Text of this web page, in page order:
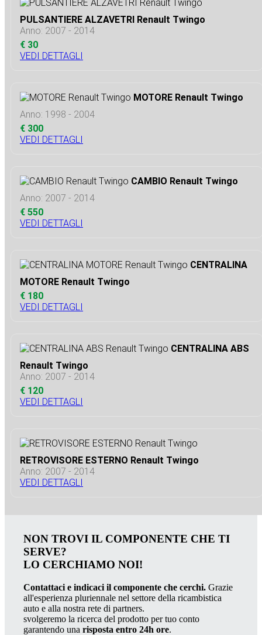
PULSANTIERE ALZAVETRI Renault Twingo
Anno: 2007 - 2014
€ 30
VEDI DETTAGLI
MOTORE Renault Twingo
Anno: 1998 - 2004
€ 300
VEDI DETTAGLI
CAMBIO Renault Twingo
Anno: 2007 - 2014
€ 550
VEDI DETTAGLI
CENTRALINA
MOTORE Renault Twingo
€ 180
VEDI DETTAGLI
CENTRALINA ABS
Renault Twingo
Anno: 2007 - 2014
€ 120
VEDI DETTAGLI
RETROVISORE ESTERNO Renault Twingo
Anno: 2007 - 2014
VEDI DETTAGLI
NON TROVI IL COMPONENTE CHE TI
SERVE?
LO CERCHIAMO NOI!
Contattaci e indicaci il componente che cerchi. Grazie
all'esperienza pluriennale nel settore della ricambistica
auto e alla nostra rete di partners.
svolgeremo la ricerca del prodotto per tuo conto
garantendo una risposta entro 24h ore.